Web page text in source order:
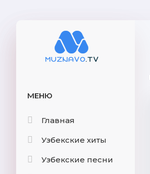
МЕНЮ
Главная
Узбекские хиты
Узбекские песни